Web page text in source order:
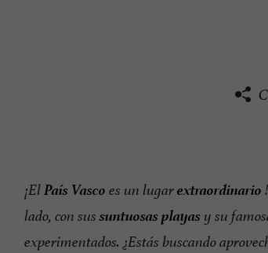
¡El País Vasco es un lugarextraordinario
lado, con sus suntuosas playas y su
experimentados. ¿Estás buscando